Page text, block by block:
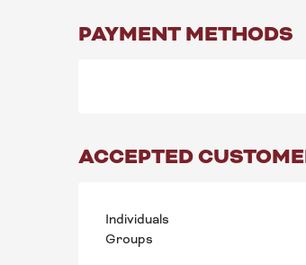
PAYMENT METHODS
ACCEPTED
Individuals
Groups